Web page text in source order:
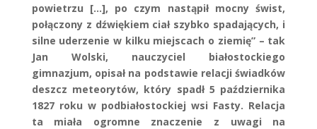
powietrzu […], po czym nastąpił mocny świst,
połączony z dźwiękiem ciał szybko spadających, i
silne uderzenie w kilku miejscach o ziemię” – tak
Jan Wolski, nauczyciel białostockiego
gimnazjum, opisał na podstawie relacji świadków
deszcz meteorytów, który spadł 5 października
1827 roku w podbiałostockiej wsi Fasty. Relacja
ta miała ogromne znaczenie z uwagi na